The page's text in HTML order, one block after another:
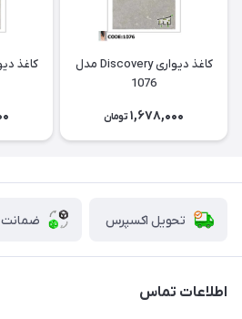
کاغذ دیواری Discovery مدل
1076
1,678,000 تومان
تحویل اکسپرس ضمانت
اطلاعات تماس